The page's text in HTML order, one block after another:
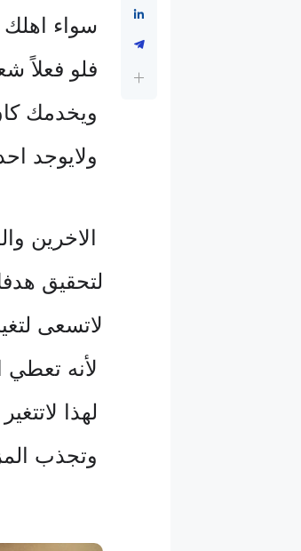
سواء اهلك
فلو فعلاً
ويخدمك
ولايوجد
الاخرين
لتحقيق
لاتسعى
لأنه تعطي
لهذا لاتتغير
وتجذب